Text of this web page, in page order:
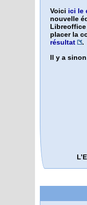
Voici ici le
nouvelle
Libreoffice
placer la
résultat
.
Il y a sinon